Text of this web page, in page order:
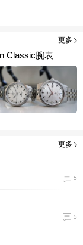
更多
Classic腕表
更多
5
5